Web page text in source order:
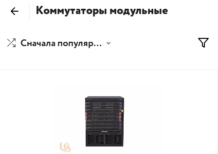
Коммутаторы модульные
Сначала популярные